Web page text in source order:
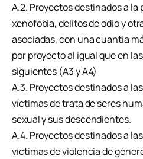
A.2. Proyectos destinados a
xenofobia, delitos de odio y
asociadas, con una cuantía
por proyecto al igual que en
siguientes (A3 y A4)
A.3. Proyectos destinados a
víctimas de trata de seres
sexual y sus descendientes.
A.4. Proyectos destinados a
víctimas de violencia de